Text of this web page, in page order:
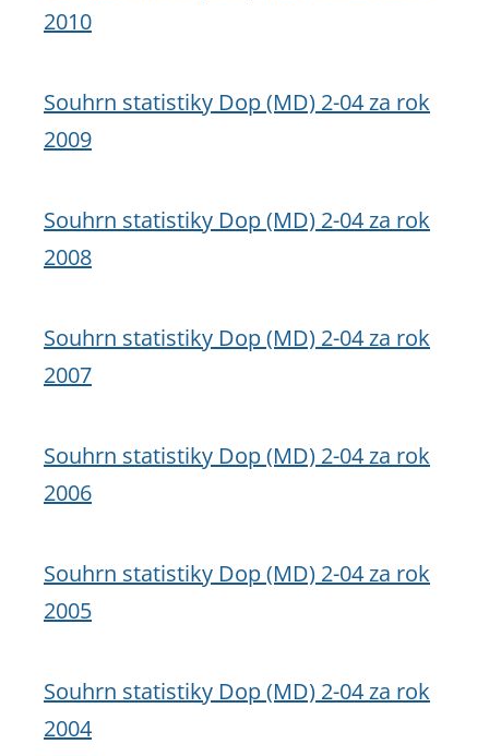
2010
Souhrn statistiky Dop (MD) 2-04 za rok
2009
Souhrn statistiky Dop (MD) 2-04 za rok
2008
Souhrn statistiky Dop (MD) 2-04 za rok
2007
Souhrn statistiky Dop (MD) 2-04 za rok
2006
Souhrn statistiky Dop (MD) 2-04 za rok
2005
Souhrn statistiky Dop (MD) 2-04 za rok
2004